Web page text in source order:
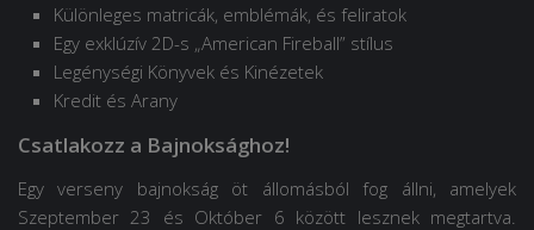
Különleges matricák, emblémák, és feliratok
Egy exklúzív 2D-s „American Fireball” stílus
Legénységi Könyvek és Kinézetek
Kredit és Arany
Csatlakozz a Bajnoksághoz!
Egy verseny bajnokság öt állomásból fog állni, amelyek
Szeptember 23 és Október 6 között lesznek megtartva.